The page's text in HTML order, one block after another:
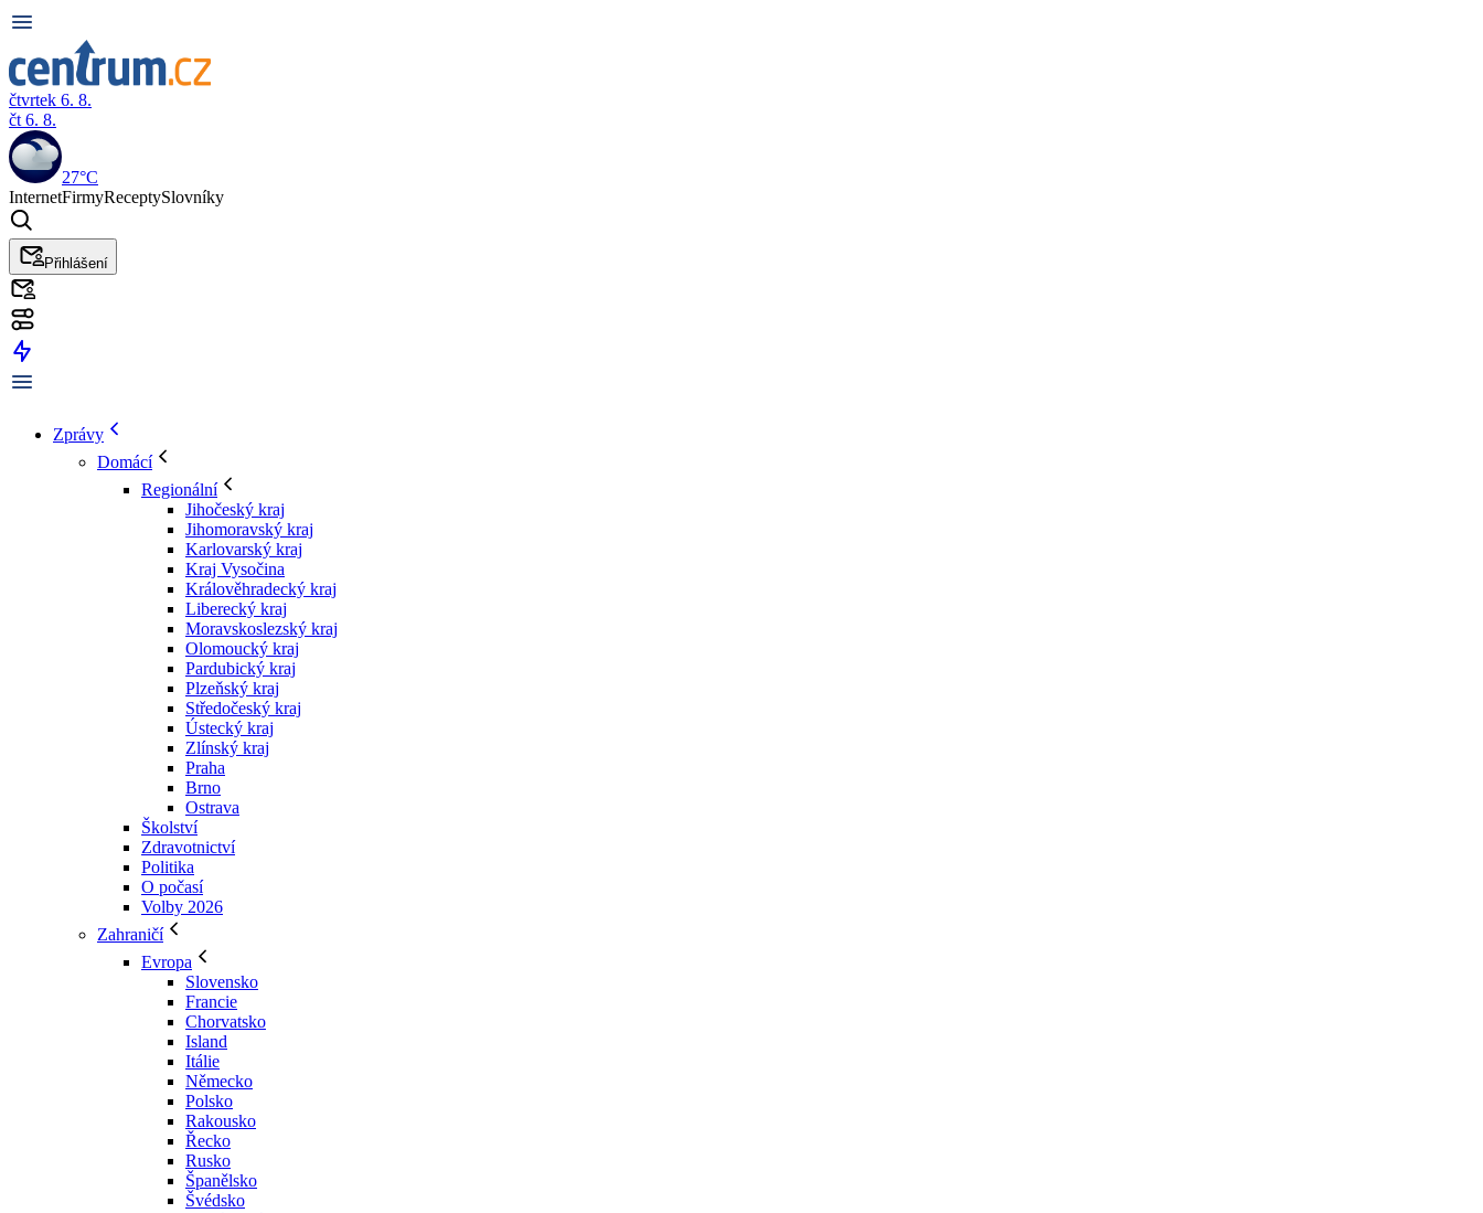
čtvrtek 6. 8.
čt 6. 8.
27°C
InternetFirmyReceptySlovníky
Přihlášení
Zprávy
Domácí
Regionální
Jihočeský kraj
Jihomoravský kraj
Karlovarský kraj
Kraj Vysočina
Králověhradecký kraj
Liberecký kraj
Moravskoslezský kraj
Olomoucký kraj
Pardubický kraj
Plzeňský kraj
Středočeský kraj
Ústecký kraj
Zlínský kraj
Praha
Brno
Ostrava
Školství
Zdravotnictví
Politika
O počasí
Volby 2026
Zahraničí
Evropa
Slovensko
Francie
Chorvatsko
Island
Itálie
Německo
Polsko
Rakousko
Řecko
Rusko
Španělsko
Švédsko